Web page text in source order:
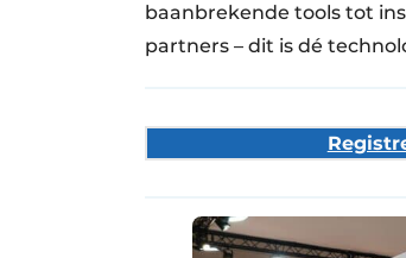
baanbrekende tools tot
partners – dit is dé